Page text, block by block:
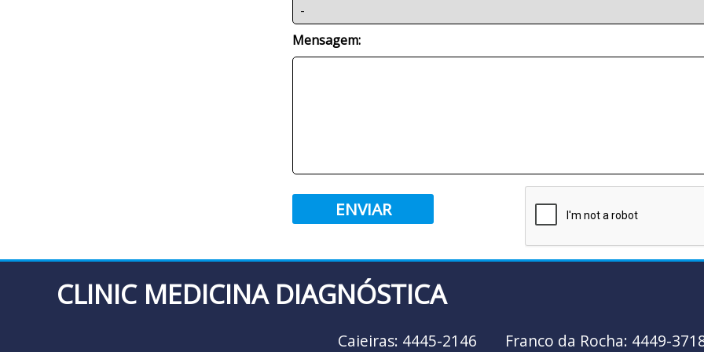
Mensagem:
ENVIAR
CLINIC MEDICINA DIAGNÓSTICA
Caieiras: 4445-2146 Franco da Rocha: 4449-